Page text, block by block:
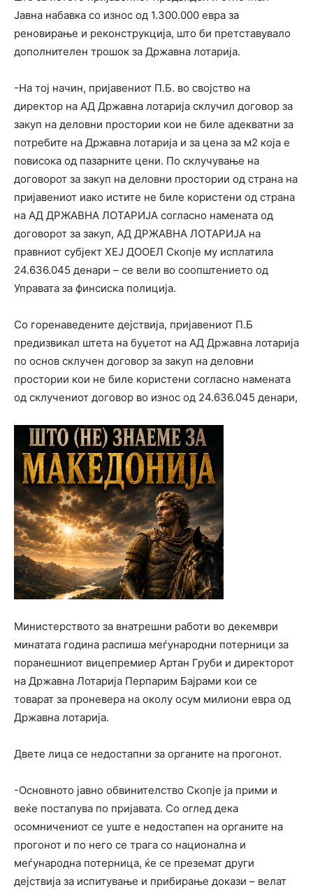
Јавна набавка со износ од 1.300.000 евра за
реновирање и реконструкција, што би претставувало
дополнителен трошок за Државна лотарија.
-На тој начин, пријавениот П.Б. во својство на
директор на АД Државна лотарија склучил договор за
закуп на деловни простории кои не биле адекватни за
потребите на Државна лотарија и за цена за м2 која е
повисока од пазарните цени. По склучување на
договорот за закуп на деловни простории од страна на
пријавениот иако истите не биле користени од страна
на АД ДРЖАВНА ЛОТАРИЈА согласно намената од
договорот за закуп, АД ДРЖАВНА ЛОТАРИЈА на
правниот субјект ХЕЈ ДООЕЛ Скопје му исплатила
24.636.045 денари – се вели во соопштението од
Управата за финсиска полиција.
Со горенаведените дејствија, пријавениот П.Б
предизвикал штета на буџетот на АД Државна лотарија
по основ склучен договор за закуп на деловни
простории кои не биле користени согласно намената
од склучениот договор во износ од 24.636.045 денари,
Министерството за внатрешни работи во декември
минатата година распиша меѓународни потерници за
поранешниот вицепремиер Артан Груби и директорот
на Државна Лотарија Перпарим Бајрами кои се
товарат за проневера на околу осум милиони евра од
Државна лотарија.
Двете лица се недостапни за органите на прогонот.
-Основното јавно обвинителство Скопје ја прими и
веќе постапува по пријавата. Со оглед дека
осомничениот се уште е недостапен на органите на
прогонот и по него се трага со национална и
меѓународна потерница, ќе се преземат други
дејствија за испитување и прибирање докази – велат